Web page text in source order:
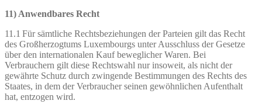
11) Anwendbares Recht
11.1 Für sämtliche Rechtsbeziehungen der Parteien gilt das Recht
des Großherzogtums Luxembourgs unter Ausschluss der Gesetze
über den internationalen Kauf beweglicher Waren. Bei
Verbrauchern gilt diese Rechtswahl nur insoweit, als nicht der
gewährte Schutz durch zwingende Bestimmungen des Rechts des
Staates, in dem der Verbraucher seinen gewöhnlichen Aufenthalt
hat, entzogen wird.